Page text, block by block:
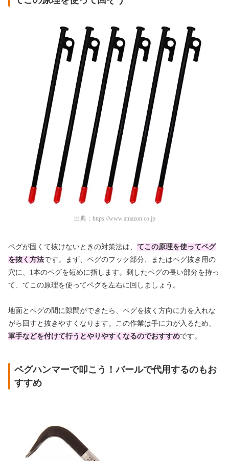
出典： https://www.amazon.co.jp
ペグが固くて抜けないときの対策法は、 てこの原理を使ってペグ
を抜く方法です。まず、ペグのフック部分、またはペグ抜き用の
穴に、1本のペグを短めに指します。刺したペグの長い部分を持っ
て、てこの原理を使ってペグを左右に回しましょう。
地面とペグの間に隙間ができたら、ペグを抜く方向に力を入れな
がら回すと抜きやすくなります。
この作業は手に力が入るため、
軍手などを付けて行うとやりやすくなるのでおすすめです。
ペグハンマーで叩こう！バールで代用するのもお
すすめ